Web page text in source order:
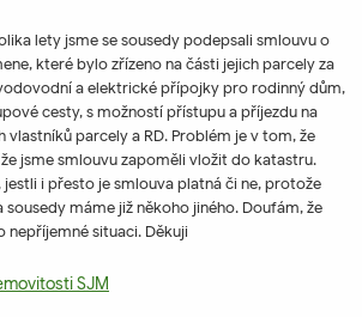
lety jsme se sousedy podepsali smlouvu o
které bylo zřízeno na části jejich parcely za
a elektrické přípojky pro rodinný dům,
cesty, s možností přístupu a příjezdu na
vlastníků parcely a RD. Problém je v tom, že
jsme smlouvu zapoměli vložit do katastru.
i přesto je smlouva platná či ne, protože
máme již někoho jiného. Doufám, že
situaci. Děkuji
SJM